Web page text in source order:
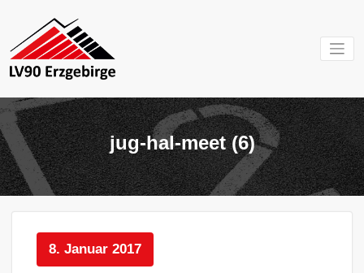
springen
e.V.
Mein Verein im
jug-hal-meet (6)
8. Januar 2017